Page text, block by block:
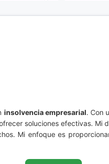
insolvencia empresarial. Con
soluciones efectivas.
Mi enfoque es